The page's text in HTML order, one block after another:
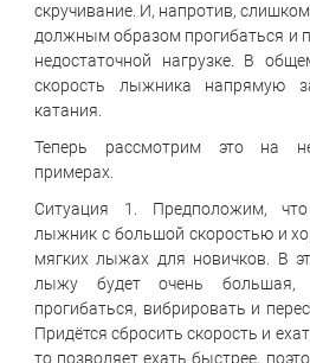
скручивание. И, напротив,
должным образом прогибаться и
недостаточной нагрузке. В
скорость лыжника напрямую
катания.
Теперь рассмотрим это на
примерах.
Ситуация 1. Предположим,
лыжник с большой скоростью и
мягких лыжах для новичков. В
лыжу будет очень
прогибаться, вибрировать и
Придётся сбросить скорость и
то позволяет ехать быстрее,